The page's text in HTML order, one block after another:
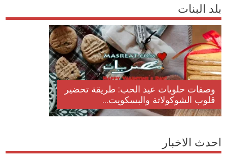
بلد البنات
وصفات حلويات عيد الحب: طريقة تحضير
قلوب الشوكولاتة والبسكويت...
احدث الاخبار